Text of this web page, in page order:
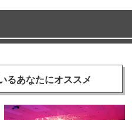
るあなたにオススメ